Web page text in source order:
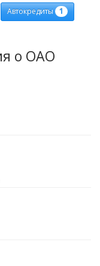
Автокредиты 1
о ОАО